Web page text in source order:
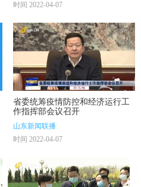
时间 2022-04-07
省委统筹疫情防控和经济运行工
作指挥部会议召开
山东新闻联播
时间 2022-04-07